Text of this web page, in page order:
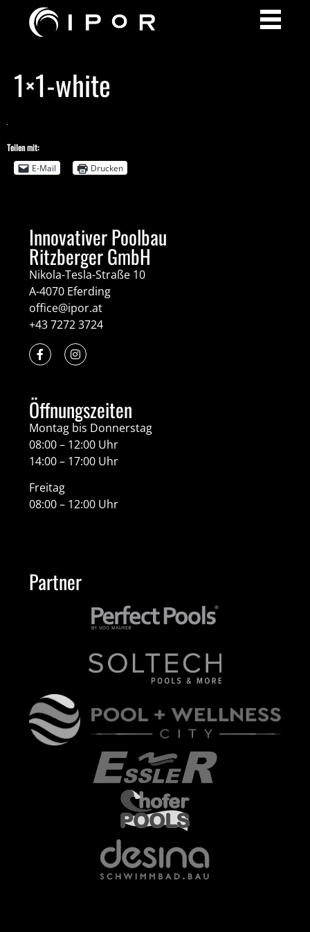
1×1-white
Teilen mit:
E-Mail
Drucken
Innovativer Poolbau
Ritzberger GmbH
Nikola-Tesla-Straße 10
A-4070 Eferding
office@ipor.at
+43 7272 3724
Öffnungszeiten
Montag bis Donnerstag
08:00 – 12:00 Uhr
14:00 – 17:00 Uhr
Freitag
08:00 – 12:00 Uhr
Partner